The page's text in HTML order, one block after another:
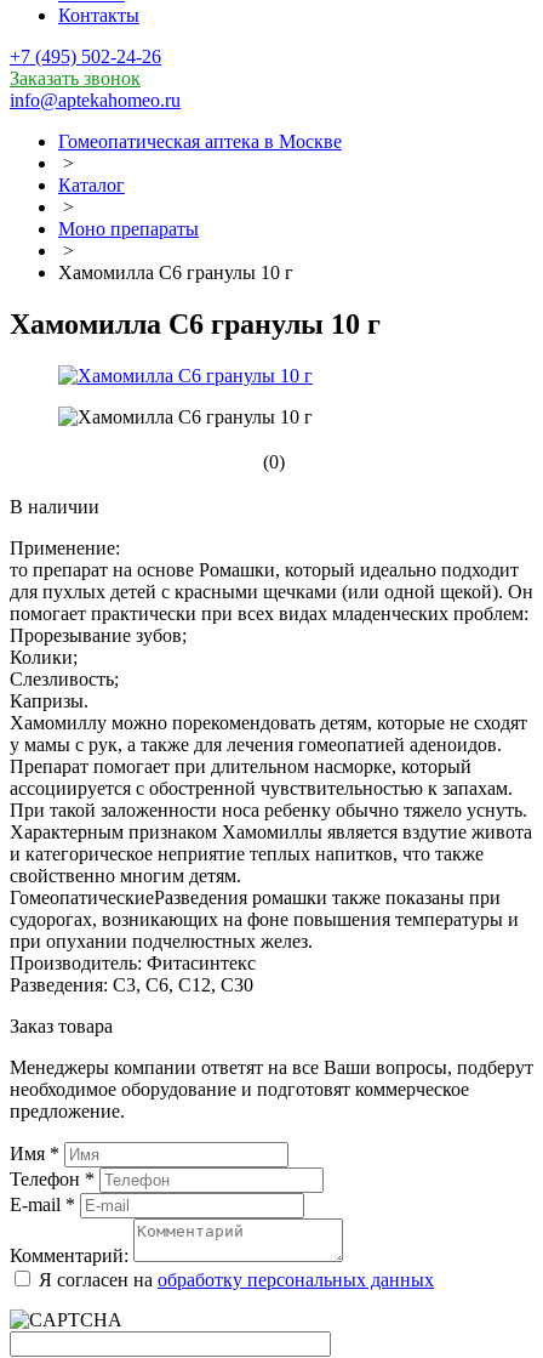
Контакты
+7 (495) 502-24-26
Заказать звонок
info@aptekahomeo.ru
Гомеопатическая аптека в Москве
>
Каталог
>
Моно препараты
>
Хамомилла С6 гранулы 10 г
Хамомилла С6 гранулы 10 г
(0)
В наличии
Применение:
то препарат на основе Ромашки, который идеально подходит
для пухлых детей с красными щечками (или одной щекой). Он
помогает практически при всех видах младенческих проблем:
Прорезывание зубов;
Колики;
Слезливость;
Капризы.
Хамомиллу можно порекомендовать детям, которые не сходят
у мамы с рук, а также для лечения гомеопатией аденоидов.
Препарат помогает при длительном насморке, который
ассоциируется с обостренной чувствительностью к запахам.
При такой заложенности носа ребенку обычно тяжело уснуть.
Характерным признаком Хамомиллы является вздутие живота
и категорическое неприятие теплых напитков, что также
свойственно многим детям.
ГомеопатическиеРазведения ромашки также показаны при
судорогах, возникающих на фоне повышения температуры и
при опухании подчелюстных желез.
Производитель: Фитасинтекс
Разведения: С3, С6, С12, С30
Заказ товара
Менеджеры компании ответят на все Ваши вопросы, подберут
необходимое оборудование и подготовят коммерческое
предложение.
Имя *
Телефон *
E-mail *
Комментарий:
Я согласен на обработку персональных данных